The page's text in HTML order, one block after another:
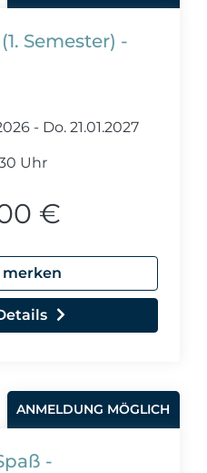
Semester) -
- Do. 21.01.2027
Uhr
€
ANMELDUNG MÖGLICH
-